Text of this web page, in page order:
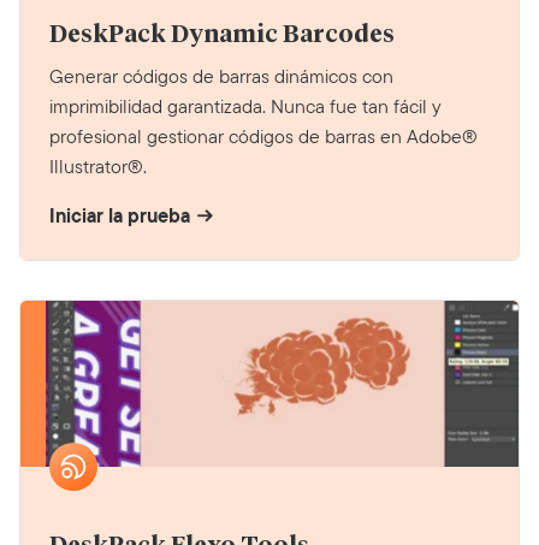
DeskPack Dynamic Barcodes
Generar códigos de barras dinámicos con
imprimibilidad garantizada. Nunca fue tan fácil y
profesional gestionar códigos de barras en Adobe®
Illustrator®.
Iniciar la prueba